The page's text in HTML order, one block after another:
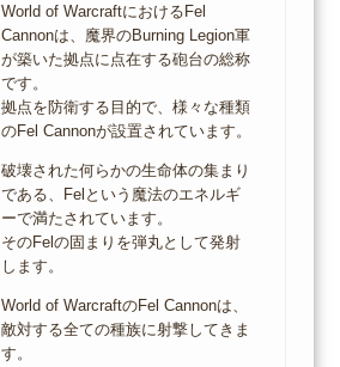
World of WarcraftにおけるFel
Cannonは、魔界のBurning Legion軍
が築いた拠点に点在する砲台の総称
です。
拠点を防衛する目的で、様々な種類
のFel Cannonが設置されています。
破壊された何らかの生命体の集まり
である、Felという魔法のエネルギ
ーで満たされています。
そのFelの固まりを弾丸として発射
します。
World of WarcraftのFel Cannonは、
敵対する全ての種族に射撃してきま
す。